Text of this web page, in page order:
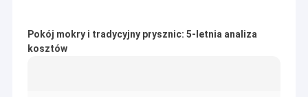
Pokój mokry i tradycyjny prysznic: 5-letnia analiza
kosztów